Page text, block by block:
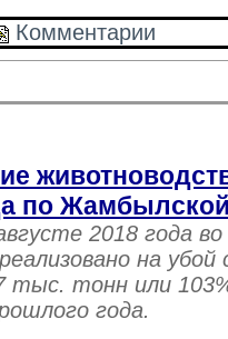
Комментарии
по
2018 года
на
тыс. тонн или
года.